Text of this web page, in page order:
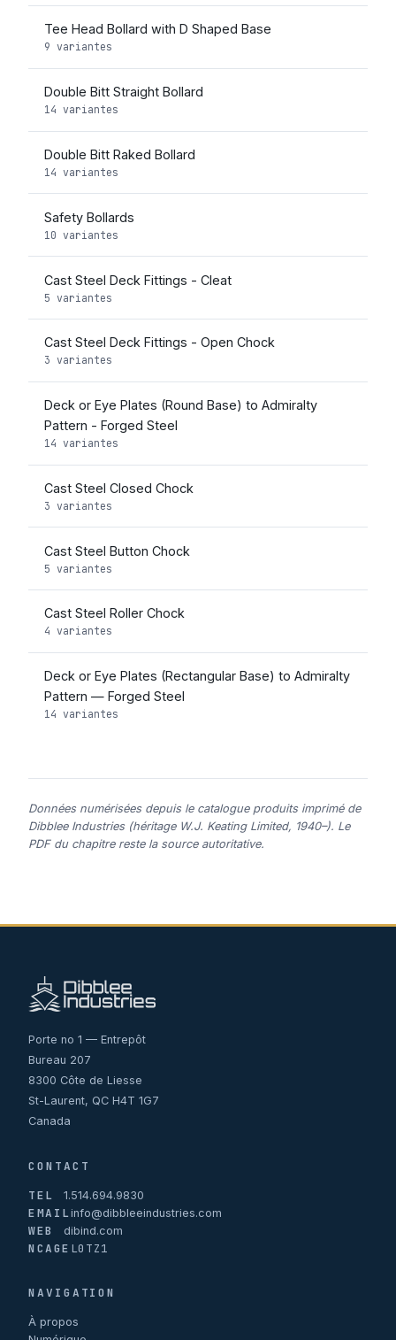
Tee Head Bollard with D Shaped Base
9 variantes
Double Bitt Straight Bollard
14 variantes
Double Bitt Raked Bollard
14 variantes
Safety Bollards
10 variantes
Cast Steel Deck Fittings - Cleat
5 variantes
Cast Steel Deck Fittings - Open Chock
3 variantes
Deck or Eye Plates (Round Base) to Admiralty
Pattern - Forged Steel
14 variantes
Cast Steel Closed Chock
3 variantes
Cast Steel Button Chock
5 variantes
Cast Steel Roller Chock
4 variantes
Deck or Eye Plates (Rectangular Base) to Admiralty
Pattern — Forged Steel
14 variantes
Données numérisées depuis le catalogue produits imprimé de
Dibblee Industries (héritage W.J. Keating Limited, 1940–). Le
PDF du chapitre reste la source autoritative.
Porte no 1 — Entrepôt
Bureau 207
8300 Côte de Liesse
St-Laurent, QC H4T 1G7
Canada
CONTACT
TEL
1.514.694.9830
EMAILinfo@dibbleeindustries.com
WEB dibind.com
NCAGE L0TZ1
NAVIGATION
À propos